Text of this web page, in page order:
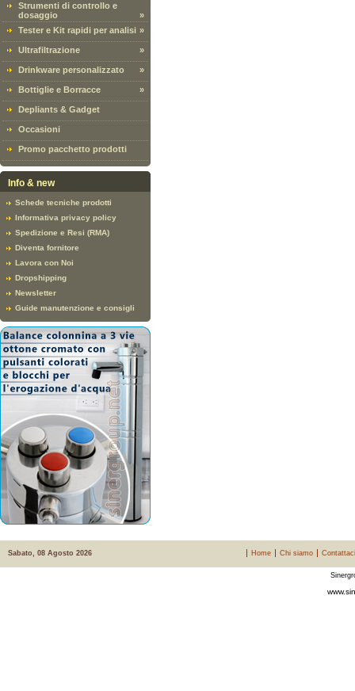
Strumenti di controllo e
dosaggio
»
Tester e Kit rapidi per analisi »
Ultrafiltrazione »
Drinkware personalizzato »
Bottiglie e Borracce »
Depliants & Gadget
Occasioni
Promo pacchetto prodotti
Info & new
Schede tecniche prodotti
Informativa privacy policy
Spedizione e Resi (RMA)
Diventa fornitore
Lavora con Noi
Dropshipping
Newsletter
Guide manutenzione e consigli
Sabato, 08 Agosto 2026 Home Chi siamo Contattaci